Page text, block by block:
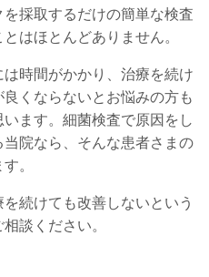
採取するだけの簡単な検査
はほとんどありません。
時間がかかり、治療を続け
くならないとお悩みの方も
ます。細菌検査で原因をし
院なら、そんな患者さまの
。
続けても改善しないという
談ください。